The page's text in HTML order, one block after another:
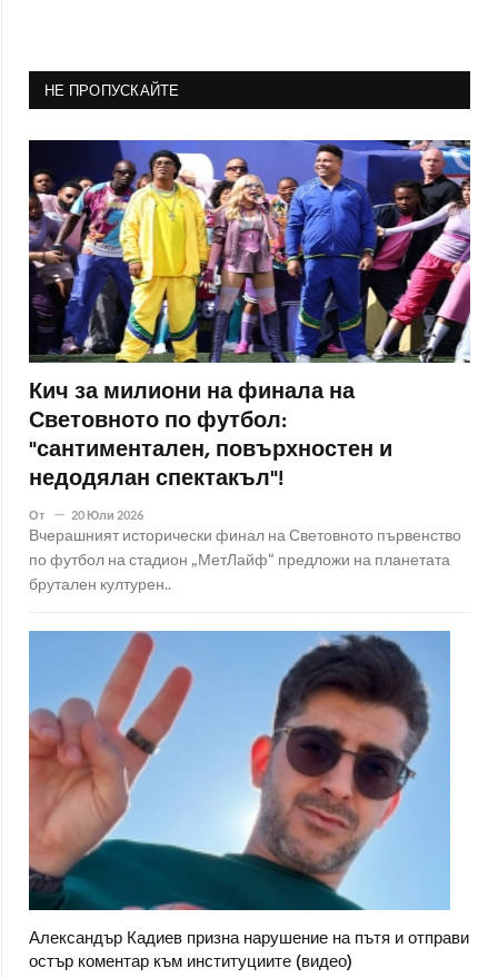
НЕ ПРОПУСКАЙТЕ
Кич за милиони на финала на
Световното по футбол:
"сантиментален, повърхностен и
недодялан спектакъл"!
От 20 Юли 2026
Вчерашният исторически финал на Световното първенство
по футбол на стадион „МетЛайф“ предложи на планетата
брутален културен..
Александър Кадиев призна нарушение на пътя и отправи
остър коментар към институциите (видео)